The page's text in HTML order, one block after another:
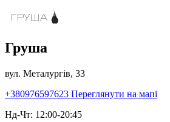
Груша
вул. Металургів, 33
+380976597623 Переглянути на мапі
Нд-Чт: 12:00-20:45